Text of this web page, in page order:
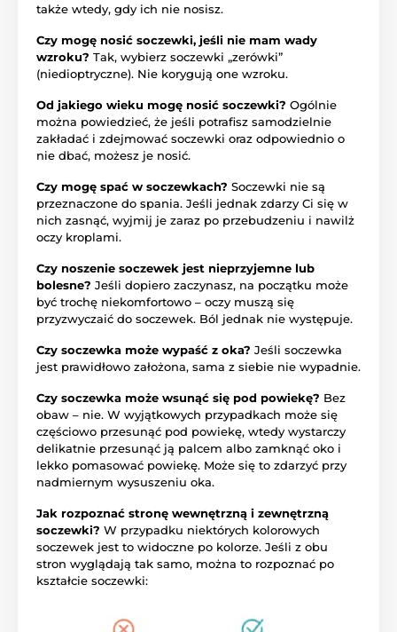
także wtedy, gdy ich nie nosisz.
Czy mogę nosić soczewki, jeśli nie mam wady
wzroku? Tak, wybierz soczewki „zerówki”
(niedioptryczne). Nie korygują one wzroku.
Od jakiego wieku mogę nosić soczewki? Ogólnie
można powiedzieć, że jeśli potrafisz samodzielnie
zakładać i zdejmować soczewki oraz odpowiednio o
nie dbać, możesz je nosić.
Czy mogę spać w soczewkach? Soczewki nie są
przeznaczone do spania. Jeśli jednak zdarzy Ci się w
nich zasnąć, wyjmij je zaraz po przebudzeniu i nawilż
oczy kroplami.
Czy noszenie soczewek jest nieprzyjemne lub
bolesne? Jeśli dopiero zaczynasz, na początku może
być trochę niekomfortowo – oczy muszą się
przyzwyczaić do soczewek. Ból jednak nie występuje.
Czy soczewka może wypaść z oka? Jeśli soczewka
jest prawidłowo założona, sama z siebie nie wypadnie.
Czy soczewka może wsunąć się pod powiekę? Bez
obaw – nie. W wyjątkowych przypadkach może się
częściowo przesunąć pod powiekę, wtedy wystarczy
delikatnie przesunąć ją palcem albo zamknąć oko i
lekko pomasować powiekę. Może się to zdarzyć przy
nadmiernym wysuszeniu oka.
Jak rozpoznać stronę wewnętrzną i zewnętrzną
soczewki? W przypadku niektórych kolorowych
soczewek jest to widoczne po kolorze. Jeśli z obu
stron wyglądają tak samo, można to rozpoznać po
kształcie soczewki: